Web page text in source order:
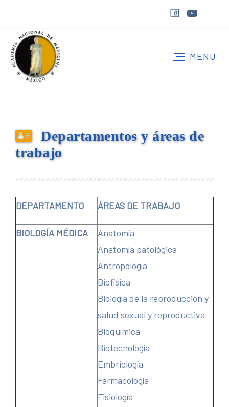
Departamentos y áreas de
trabajo
DEPARTAMENTO ÁREAS DE TRABAJO
BIOLOGÍA MÉDICA
Anatomía
Anatomía patológica
Antropología
Biofísica
Biología de la reproducción y
salud sexual y reproductiva
Bioquímica
Biotecnología
Embriología
Farmacología
Fisiología